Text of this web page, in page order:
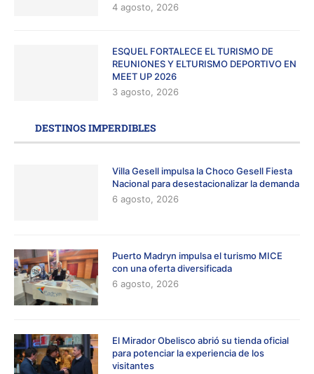
4 agosto, 2026
ESQUEL FORTALECE EL TURISMO DE
REUNIONES Y ELTURISMO DEPORTIVO EN
MEET UP 2026
3 agosto, 2026
DESTINOS IMPERDIBLES
Villa Gesell impulsa la Choco Gesell Fiesta
Nacional para desestacionalizar la demanda
6 agosto, 2026
Puerto Madryn impulsa el turismo MICE
con una oferta diversificada
6 agosto, 2026
El Mirador Obelisco abrió su tienda oficial
para potenciar la experiencia de los
visitantes